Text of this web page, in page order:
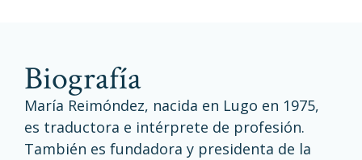
biografía
María Reimóndez, nacida en Lugo en 1975,
es traductora e intérprete de profesión.
También es fundadora y presidenta de la